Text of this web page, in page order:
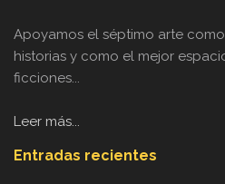
Apoyamos el séptimo arte
historias y como el mejor
ficciones...
Leer más...
Entradas recientes